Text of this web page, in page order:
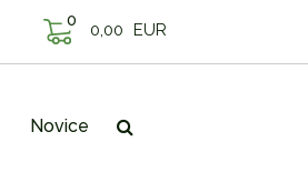
0 0,00 EUR
Novice